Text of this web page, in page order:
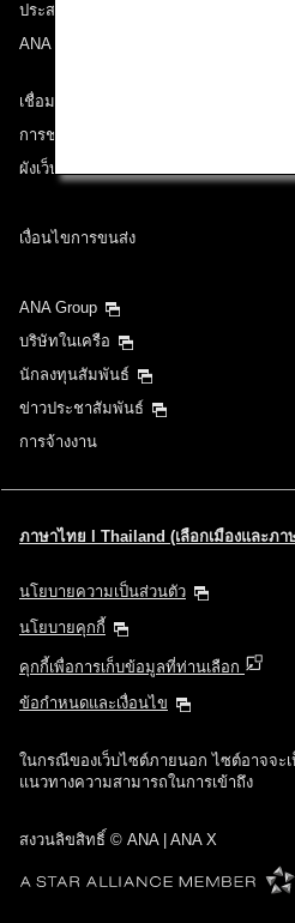
ประสบการณ์ ANA
ANA Mileage Club
เชื่อมต่อกับ ANA
การช่วยเหลือด้านเทคนิค (ความสามารถใ
ผังเว็บไซต์
เงื่อนไขการขนส่ง
ANA Group
บริษัทในเครือ
นักลงทุนสัมพันธ์
ข่าวประชาสัมพันธ์
การจ้างงาน
ภาษาไทย l Thailand (เลือกเมืองและภา
นโยบายความเป็นส่วนตัว
นโยบายคุกกี้
คุกกี้เพื่อการเก็บข้อมูลที่ท่านเลือก
ข้อกำหนดและเงื่อนไข
ในกรณีของเว็บไซต์ภายนอก ไซต์อาจจะ
แนวทางความสามารถในการเข้าถึง
สงวนลิขสิทธิ์ © ANA | ANA X